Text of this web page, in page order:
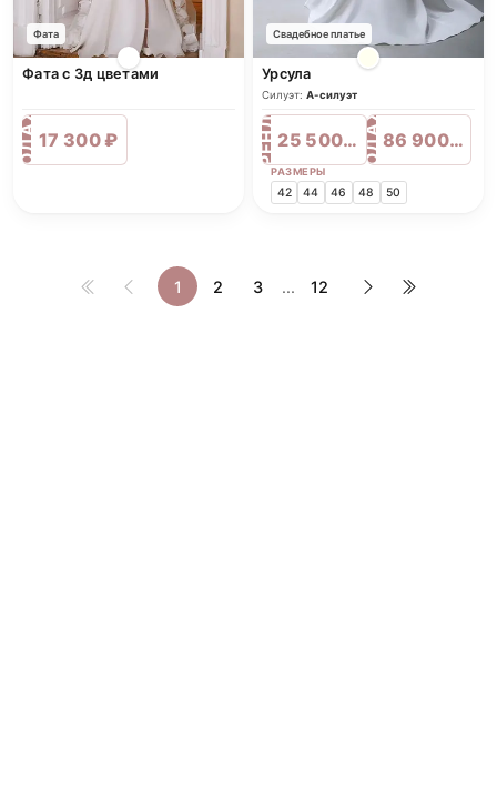
Фата
Фата с 3д цветами
ПРОДАЖА17 300 ₽
Свадебное платье
Урсула
Силуэт: А-силуэт
АРЕНДА 25 500 ₽ПРОДАЖА 86 900 ₽
РАЗМЕРЫ
42 44 46 48 50
1 2 3 ... 12